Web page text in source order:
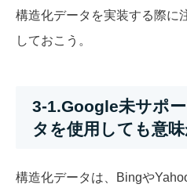
構造化データを実装する際に
しておこう。
3-1.Google未サポ
タを使用しても意
構造化データは、Bingや